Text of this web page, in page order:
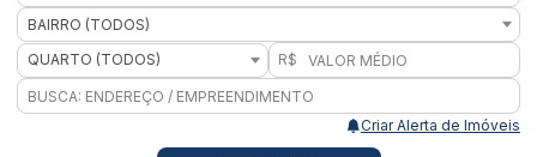
BAIRRO (TODOS)
QUARTO (TODOS)
R$
Criar Alerta de Imóveis